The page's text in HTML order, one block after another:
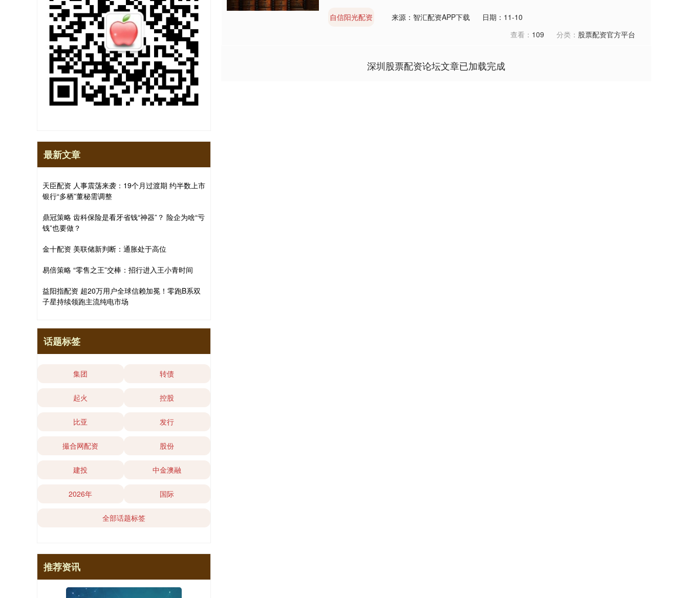
自信阳光配资 来源：智汇配资APP下载
日期：11-10
查看： 109 分类： 股票配资官方平台
深圳股票配资论坛文章已加载完成
最新文章
天臣配资 人事震荡来袭：19个月过渡期 约半数上市
银行“多栖”董秘需调整
鼎冠策略 齿科保险是看牙省钱“神器”？ 险企为啥“亏
钱”也要做？
金十配资 美联储新判断：通胀处于高位
易倍策略 “零售之王”交棒：招行进入王小青时间
益阳指配资 超20万用户全球信赖加冕！零跑B系双
子星持续领跑主流纯电市场
话题标签
集团 转债
起火 控股
比亚 发行
撮合网配资 股份
建投 中金澳融
2026年 国际
全部话题标签
推荐资讯